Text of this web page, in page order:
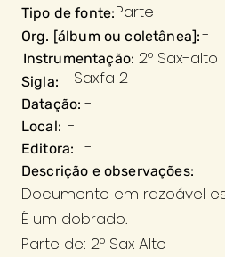
Tipo de fonte:Parte
Org. [álbum ou coletânea]: -
Instrumentação: 2º Sax-alto
Sigla: Saxfa 2
Datação: -
Local: -
Editora: -
Descrição e observações:
Documento em razoável
É um dobrado.
Parte de: 2º Sax Alto